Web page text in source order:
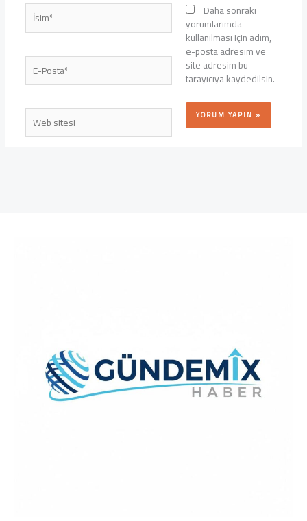
İsim*
E-
Posta*
Web
sitesi
Daha sonraki
yorumlarımda
kullanılması için adım,
e-posta adresim ve
site adresim bu
tarayıcıya kaydedilsin.